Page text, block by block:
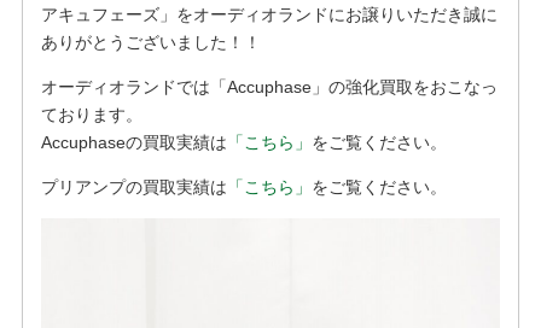
アキュフェーズ」をオーディオランドにお譲りいただき誠に
ありがとうございました！！
オーディオランドでは「Accuphase」の強化買取をおこなっ
ております。
Accuphaseの買取実績は 「こちら」 をご覧ください。
プリアンプの買取実績は 「こちら」 をご覧ください。